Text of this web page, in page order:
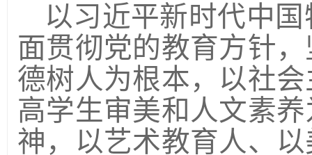
以习近平新时代中
面贯彻党的教育方针
德树人为根本，以社
高学生审美和人文素
神，以艺术教育人、